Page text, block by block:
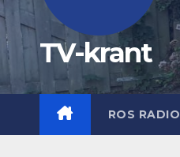
TV-krant
ROS RADIO